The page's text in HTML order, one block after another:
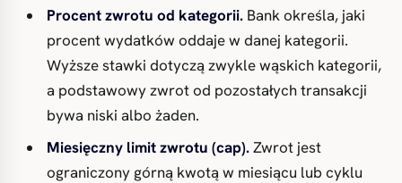
Procent zwrotu od kategorii. Bank określa, jaki
procent wydatków oddaje w danej kategorii.
Wyższe stawki dotyczą zwykle wąskich kategorii,
a podstawowy zwrot od pozostałych transakcji
bywa niski albo żaden.
Miesięczny limit zwrotu (cap).Zwrot jest
ograniczony górną kwotą w miesiącu lub cyklu